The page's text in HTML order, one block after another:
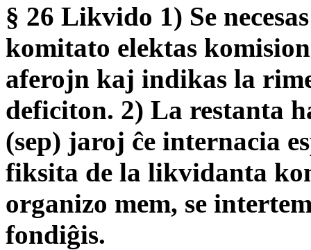
§ 26 Likvido 1) Se
komitato elektas
aferojn kaj indikas la
deficiton. 2) La restanta
(sep) jaroj ĉe internacia
fiksita de la likvidanta
organizo mem, se
fondiĝis.